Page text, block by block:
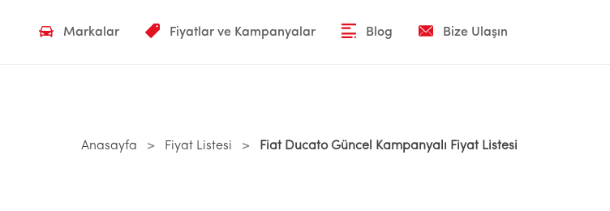
Markalar Fiyatlar ve Kampanyalar Blog Bize Ulaşın
Anasayfa > Fiyat Listesi > Fiat Ducato Güncel Kampanyalı Fiyat Listesi